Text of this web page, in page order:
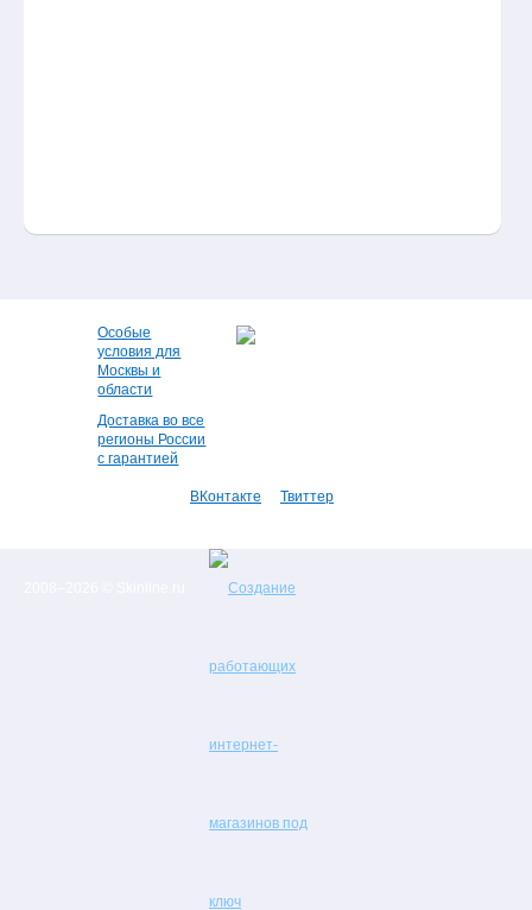
Особые
условия для
Москвы и
области
Доставка во все
регионы России
с гарантией
ВКонтакте Твиттер